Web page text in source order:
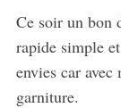
Ce soir un bon
rapide simple
envies car
garniture.